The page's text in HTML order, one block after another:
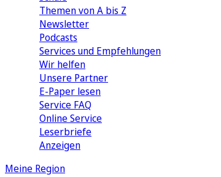
Themen von A bis Z
Newsletter
Podcasts
Services und Empfehlungen
Wir helfen
Unsere Partner
E-Paper lesen
Service FAQ
Online Service
Leserbriefe
Anzeigen
Meine Region